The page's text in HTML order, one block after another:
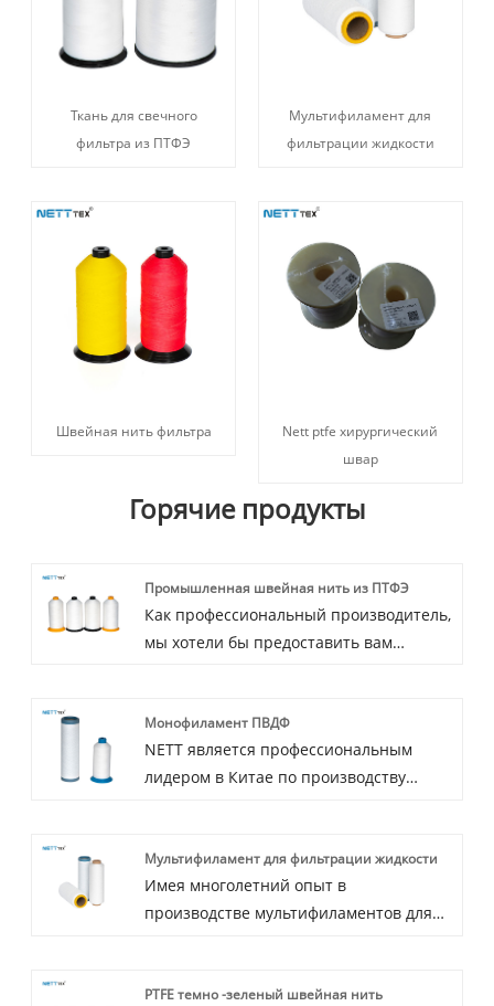
Ткань для свечного
фильтра из ПТФЭ
Мультифиламент для
фильтрации жидкости
Швейная нить фильтра
Nett ptfe хирургический
швар
Горячие продукты
Промышленная швейная нить из ПТФЭ
Как профессиональный производитель,
мы хотели бы предоставить вам
(1200D), и мы предложим вам лучшее
послепродажное обслуживание и
своевременную доставку.
Монофиламент ПВДФ
NETT является профессиональным
лидером в Китае по производству
высоким качеством и разумной ценой.
Добро пожаловать, свяжитесь с нами.
Мультифиламент для фильтрации жидкости
Имея многолетний опыт в
производстве мультифиламентов для
мультифиламентов из ПВДФ.
PTFE темно -зеленый швейная нить